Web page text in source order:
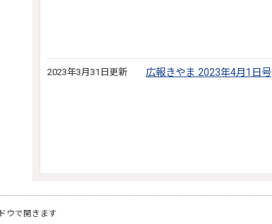
2023年3月31日更新 広報きやま 2023年4月1日号
ウで開きます